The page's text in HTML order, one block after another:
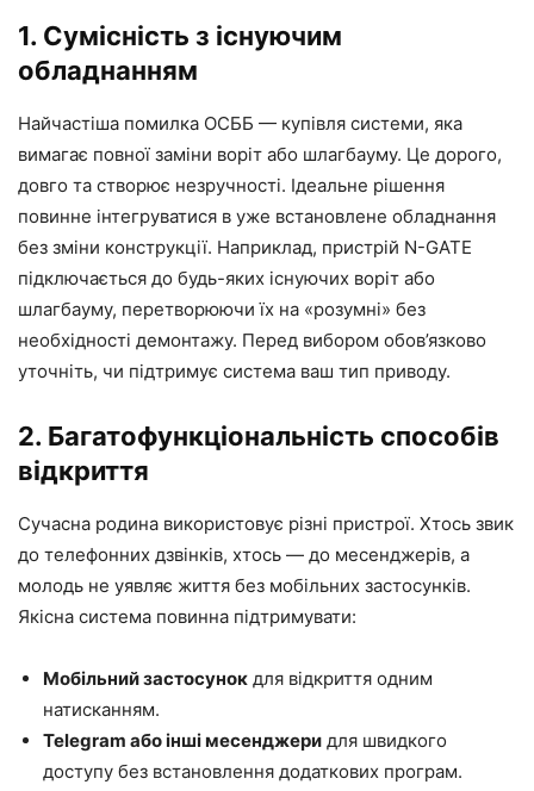
1. Сумісність з існуючим
обладнанням
Найчастіша помилка ОСББ — купівля системи, яка
вимагає повної заміни воріт або шлагбауму. Це дорого,
довго та створює незручності. Ідеальне рішення
повинне інтегруватися в уже встановлене обладнання
без зміни конструкції. Наприклад, пристрій N-GATE
підключається до будь-яких існуючих воріт або
шлагбауму, перетворюючи їх на «розумні» без
необхідності демонтажу. Перед вибором обов’язково
уточніть, чи підтримує система ваш тип приводу.
2. Багатофункціональність способів
відкриття
Сучасна родина використовує різні пристрої. Хтось звик
до телефонних дзвінків, хтось — до месенджерів, а
молодь не уявляє життя без мобільних застосунків.
Якісна система повинна підтримувати:
Мобільний застосунок для відкриття одним
натисканням.
Telegram або інші месенджери для швидкого
доступу без встановлення додаткових програм.